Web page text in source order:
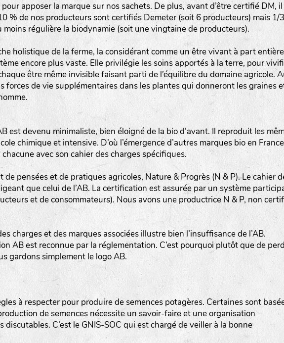
(BGH)
www.bingenheimersaatgut.de
www.bolster.nl
BEL : Code de la variété(Ici Belle de nuit)
20 : Année de récolte(ici 2020)
BPA : Initiales du producteur ou du fournisseur de
semence.
1 : Numéro d’ordre du lot
A : Sans calibre.
G: Gros
M : Moyen calibre
P: Petit calibre
apposer la marque sur nos sachets. De plus, avant d’être certifié DM, il
% de nos producteurs sont certifiés Demeter (soit 6 producteurs) mais 1/3
régulière la biodynamie (soit une vingtaine de producteurs).
holistique de la ferme, la considérant comme un être vivant à part
encore plus vaste. Elle privilégie les soins apportés à la terre, pour
être même invisible faisant parti de l’équilibre du domaine agricole.
forces de vie supplémentaires dans les plantes qui donneront les graines
est devenu minimaliste, bien éloigné de la bio d’avant. Il reproduit les
chimique et intensive. D’où l’émergence d’autres marques bio en France
avec son cahier des charges spécifiques.
pensées et de pratiques agricoles, Nature & Progrès (N & P). Le cahier
que celui de l’AB. La certification est assurée par un système
et de consommateurs). Nous avons une productrice N & P, non
charges et des marques associées illustre bien l’insuffisance de l’AB.
AB est reconnue par la réglementation. C’est pourquoi plutôt que de
gardons simplement le logo AB.
à respecter pour produire de semences potagères. Certaines sont
de semences nécessite un savoir-faire et une organisation
discutables. C’est le GNIS-SOC qui est chargé de veiller à la bonne
cultivée